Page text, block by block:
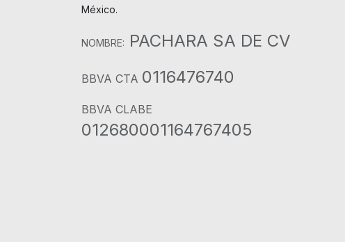
México.
NOMBRE: PACHARA SA DE CV
BBVA CTA 0116476740
BBVA CLABE
012680001164767405